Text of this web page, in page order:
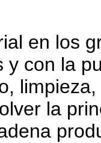
en los
y con la
la